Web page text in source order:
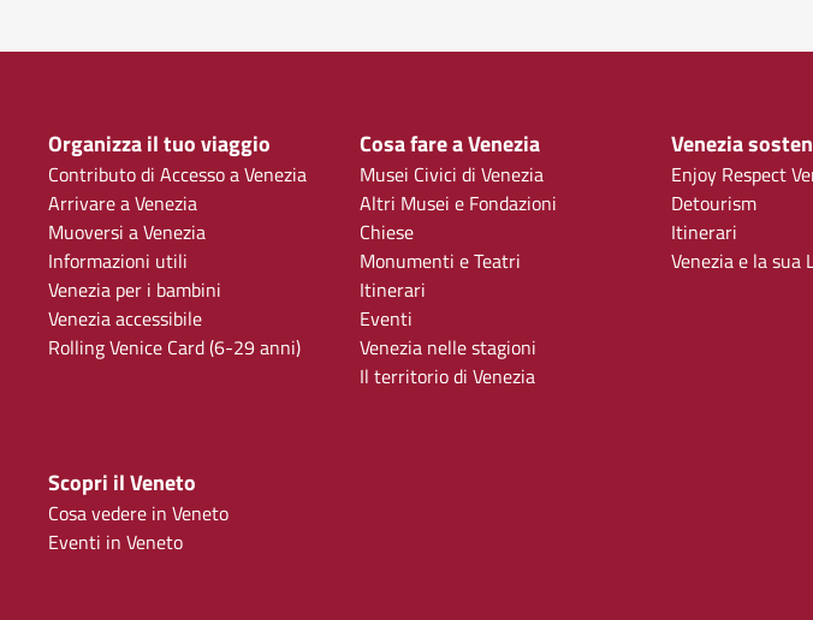
Organizza il tuo viaggio
Contributo di Accesso a Venezia
Arrivare a Venezia
Muoversi a Venezia
Informazioni utili
Venezia per i bambini
Venezia accessibile
Rolling Venice Card (6-29 anni)
Cosa fare a Venezia
Musei Civici di Venezia
Altri Musei e Fondazioni
Chiese
Monumenti e Teatri
Itinerari
Eventi
Venezia nelle stagioni
Il territorio di Venezia
Venezia
Enjoy Respect
Detourism
Itinerari
Venezia e la sua
Scopri il Veneto
Cosa vedere in Veneto
Eventi in Veneto